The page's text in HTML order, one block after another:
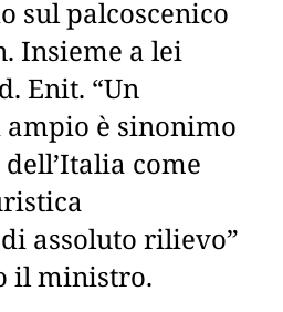
sul palcoscenico
Insieme a lei
Enit. “Un
è sinonimo
come
assoluto rilievo”
il ministro.